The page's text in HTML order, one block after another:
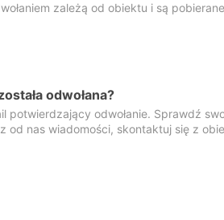
zależą od obiektu i są
odwołana?
potwierdzający odwołanie. Sprawdź
od nas wiadomości, skontaktuj się z